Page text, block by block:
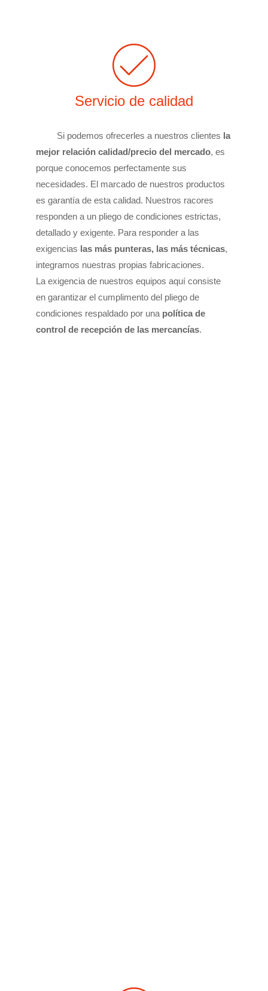
Servicio de calidad
Si podemos ofrecerles a nuestros clientes la
mejor relación calidad/precio del mercado, es
porque conocemos perfectamente sus
necesidades. El marcado de nuestros productos
es garantía de esta calidad. Nuestros racores
responden a un pliego de condiciones estrictas,
detallado y exigente. Para responder a las
exigencias las más punteras, las más técnicas,
integramos nuestras propias fabricaciones.
La exigencia de nuestros equipos aquí consiste
en garantizar el cumplimento del pliego de
condiciones respaldado por una política de
control de recepción de las mercancías.